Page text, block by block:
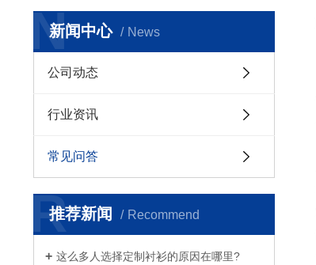
新闻中心 News
N
公司动态
行业资讯
常见问答
推荐新闻 Recommend
R
这么多人选择定制衬衫的原因在哪里?